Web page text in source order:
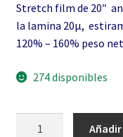
Stretch film de 20″
la lamina 20μ,
120% – 160% peso
274 disponibles